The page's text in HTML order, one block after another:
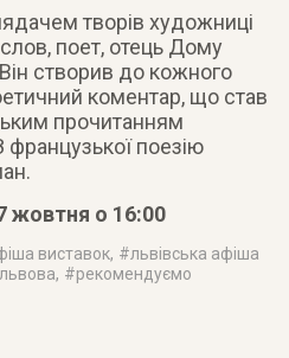
творів художниці
поет, отець Дому
створив до кожного
коментар, що став
прочитанням
поезію
жовтня о 16:00
виставок, #львівська афіша
, #рекомендуємо